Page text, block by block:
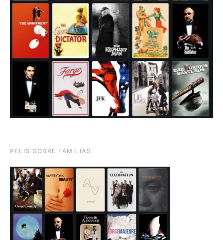
PELIS SOBRE FAMILIAS